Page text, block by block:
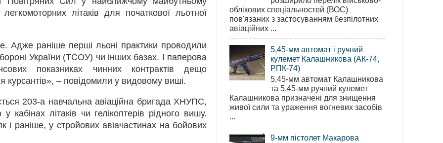
літаків для початкової льотної
Адже раніше перші льоні практики проводили
України (ТСОУ) чи інших базах. І паперова
показниках чинних контрактів дещо
курсантів», – повідомили у видовому виші.
203-а навчальна авіаційна бригада ХНУПС,
кабінах літаків чи гелікоптерів рідного вишу.
і раніше, у стройових авіачастинах на бойових
облікових спеціальностей (ВОС)
пов'язаних з застосуванням безпілотних
авіаційних ...
5,45-мм автомат і ручний
кулемет Калашникова (АК-74,
РПК-74)
5,45-мм автомат Калашникова
та 5,45-мм ручний кулемет
Калашникова призначені для знищення
живої сили та ураження вогневих засобів
...
9-мм пістолет Макарова